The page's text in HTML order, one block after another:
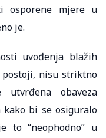
osporene mjere u
je.
uvođenja blažih
nisu striktno
obaveza
kako bi se osiguralo
to “neophodno” u